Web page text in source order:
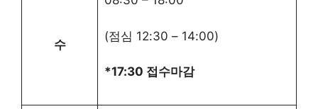
수
(점심 12:30 – 14:00)
*17:30 접수마감